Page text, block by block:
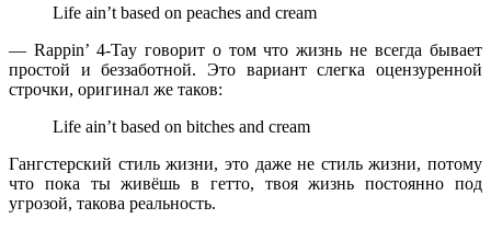
Life ain’t based on peaches and cream
— Rappin’ 4-Tay говорит о том что жизнь не всегда бывает
простой и беззаботной. Это вариант слегка оцензуренной
строчки, оригинал же таков:
Life ain’t based on bitches and cream
Гангстерский стиль жизни, это даже не стиль жизни, потому
что пока ты живёшь в гетто, твоя жизнь постоянно под
угрозой, такова реальность.